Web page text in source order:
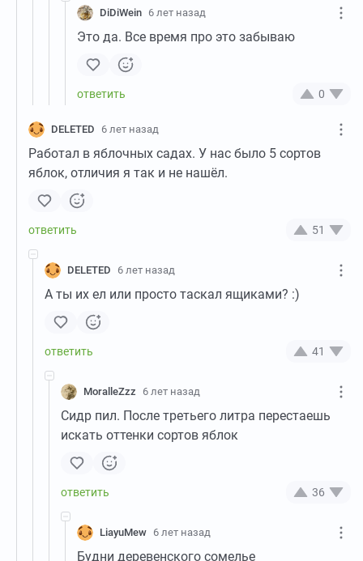
DiDiWein 6 лет назад
Это да. Все время про это забываю
0
DELETED 6 лет назад
Работал в яблочных садах. У нас было 5 сортов
яблок, отличия я так и не нашёл.
51
DELETED 6 лет назад
А ты их ел или просто таскал ящиками? :)
41
MoralleZzz 6 лет назад
Сидр пил. После третьего литра перестаешь
искать оттенки сортов яблок
36
LiayuMew 6 лет назад
Будни деревенского сомелье